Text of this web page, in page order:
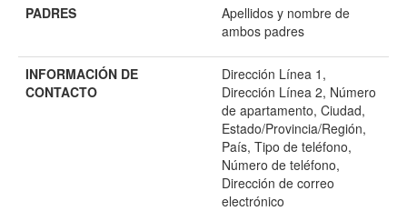
PADRES
Apellidos y nombre de
ambos padres
INFORMACIÓN DE
CONTACTO
Dirección Línea 1,
Dirección Línea 2, Número
de apartamento, Ciudad,
Estado/Provincia/Región,
País, Tipo de teléfono,
Número de teléfono,
Dirección de correo
electrónico